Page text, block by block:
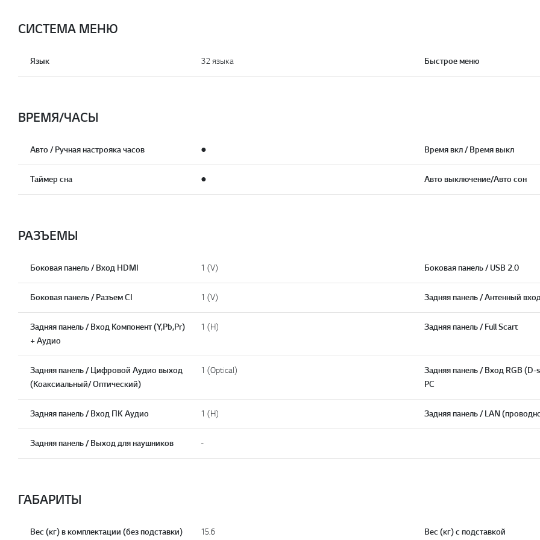
СИСТЕМА МЕНЮ
Язык 32 языка Быстрое меню
ВРЕМЯ/ЧАСЫ
Авто / Ручная настрояка часов ● Время вкл / Время выкл
Таймер сна ● Авто выключение/Авто сон
РАЗЪЕМЫ
Боковая панель / Вход HDMI 1 (V) Боковая панель / USB 2.0
Боковая панель / Разъем CI 1 (V) Задняя панель / Антенный
Задняя панель / Вход Компонент (Y,Pb,Pr)
+ Аудио
1 (H) Задняя панель / Full Scart
Задняя панель / Цифровой Аудио выход
(Коаксиальный/ Оптический)
1 (Optical)
Задняя панель / Вход RGB (D-
PC
Задняя панель / Вход ПК Аудио 1 (H) Задняя панель / LAN
Задняя панель / Выход для наушников -
ГАБАРИТЫ
Вес (кг) в комплектации (без подставки) 15.6 Вес (кг) с подставкой